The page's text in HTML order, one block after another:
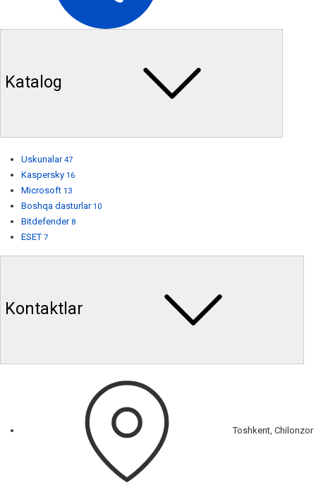
Katalog
Uskunalar 47
Kaspersky 16
Microsoft 13
Boshqa dasturlar 10
Bitdefender 8
ESET 7
Kontaktlar
Toshkent, Chilonzor